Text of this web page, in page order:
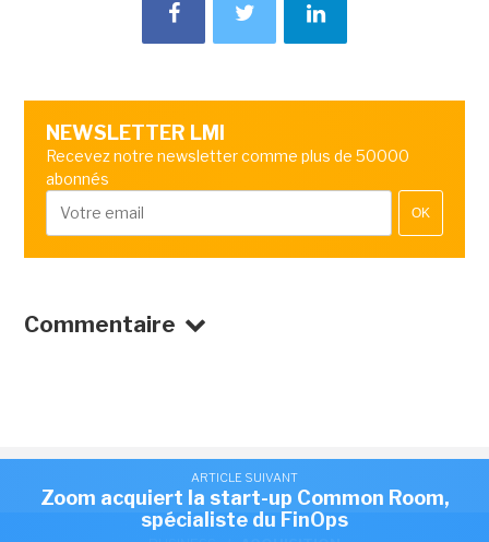
NEWSLETTER LMI
Recevez notre newsletter comme plus de 50000
abonnés
OK
Commentaire
ARTICLE SUIVANT
Zoom acquiert la start-up Common Room,
spécialiste du FinOps